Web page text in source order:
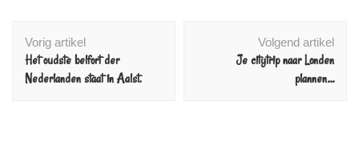
Vorig artikel
Het oudste belfort der
Nederlanden staat in Aalst.
Volgend artikel
Je citytrip naar Londen
plannen…